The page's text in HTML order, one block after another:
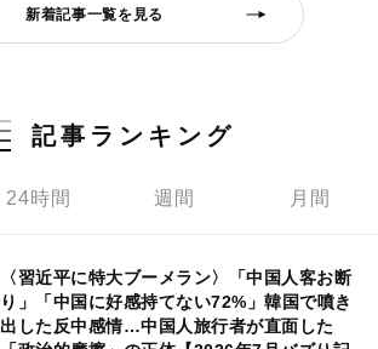
新着記事一覧を見る
記事ランキング
24時間 週間 月間
〈習近平に特大ブーメラン〉「中国人客お断
り」「中国に好感持てない72%」韓国で噴き
出した反中感情…中国人旅行者が直面した